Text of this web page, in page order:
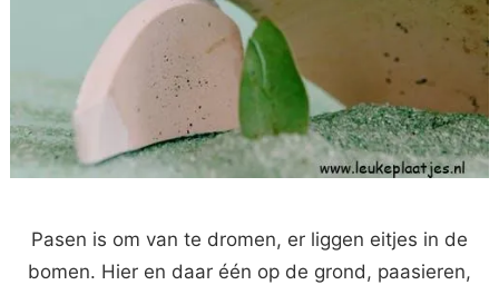
Pasen is om van te dromen, er liggen eitjes in de
bomen. Hier en daar één op de grond, paasieren,